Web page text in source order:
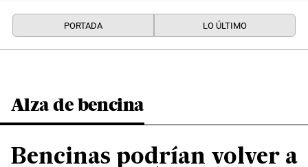
PORTADA LO ÚLTIMO
Alza de bencina
Bencinas podrían volver a